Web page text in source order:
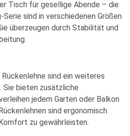
Tisch für gesellige Abende – die
sind in verschiedenen Größen
überzeugen durch Stabilität und
sind ein weiteres
Sie bieten zusätzliche
jedem Garten oder Balkon
sind ergonomisch
zu gewährleisten.